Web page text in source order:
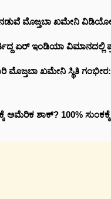
ಮೊಜ್ತಬಾ ಖಮೇನಿ
ಏರ್ ಇಂಡಿಯಾ ವಿಮಾನದಲ್ಲಿ
ಮೊಜ್ತಬಾ ಖಮೇನಿ ಸ್ಥಿತಿ
ಅಮೆರಿಕ ಶಾಕ್? 100%